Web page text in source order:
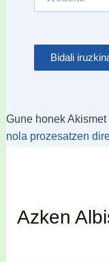
Gune honek
nola prozesatzen
Azken